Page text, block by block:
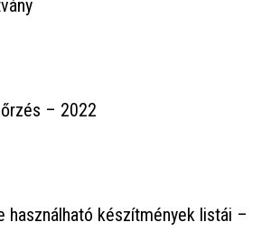
– 2022
használható készítmények listái –